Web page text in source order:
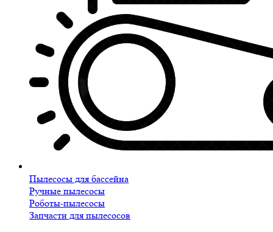
Пылесосы для бассейна
Ручные пылесосы
Роботы-пылесосы
Запчасти для пылесосов